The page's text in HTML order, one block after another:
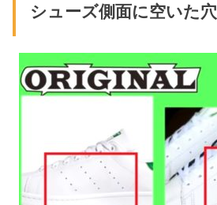
シューズ側面に空いた穴